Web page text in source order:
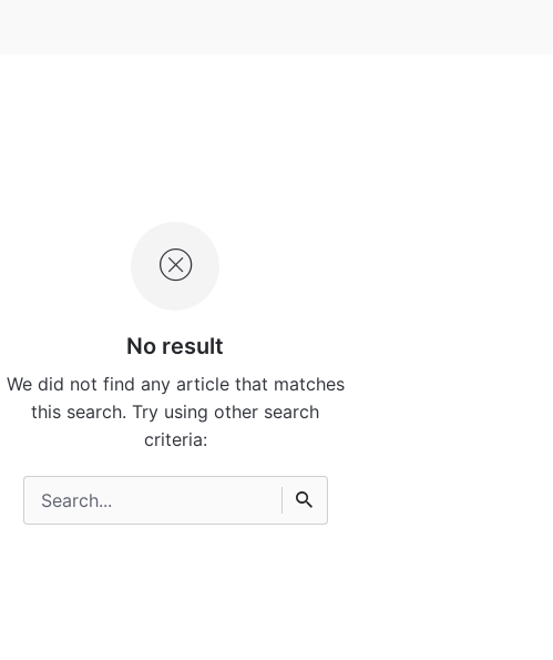
No result
We did not find any article that matches
this search. Try using other search
criteria: